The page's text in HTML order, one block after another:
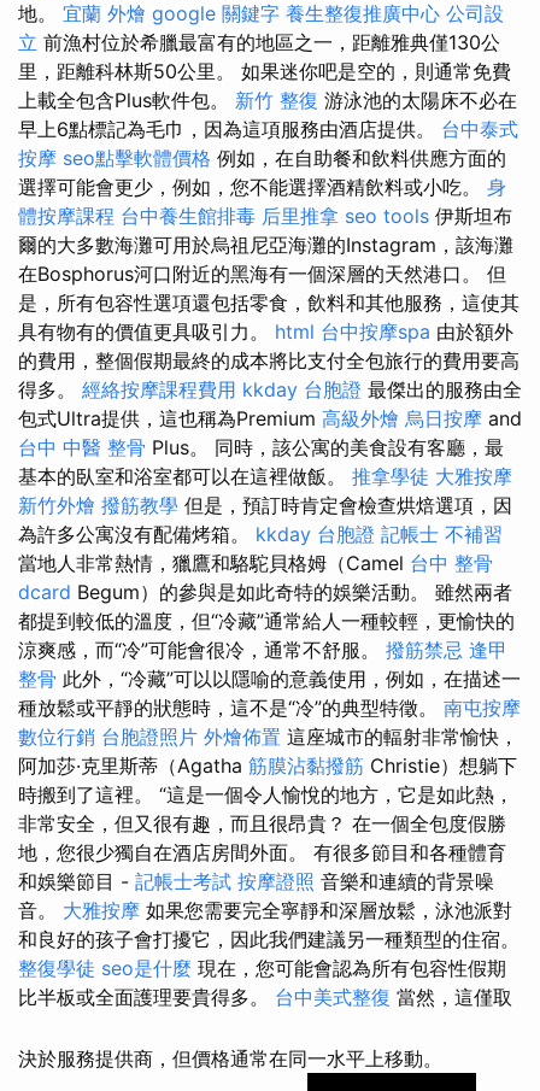
地。 宜蘭 外燴 google 關鍵字 養生整復推廣中心 公司設
立 前漁村位於希臘最富有的地區之一，距離雅典僅130公
里，距離科林斯50公里。 如果迷你吧是空的，則通常免費
上載全包含Plus軟件包。 新竹 整復 游泳池的太陽床不必在
早上6點標記為毛巾，因為這項服務由酒店提供。 台中泰式
按摩 seo點擊軟體價格 例如，在自助餐和飲料供應方面的
選擇可能會更少，例如，您不能選擇酒精飲料或小吃。 身
體按摩課程 台中養生館排毒 后里推拿 seo tools 伊斯坦布
爾的大多數海灘可用於烏祖尼亞海灘的Instagram，該海灘
在Bosphorus河口附近的黑海有一個深層的天然港口。 但
是，所有包容性選項還包括零食，飲料和其他服務，這使其
具有物有的價值更具吸引力。 html 台中按摩spa 由於額外
的費用，整個假期最終的成本將比支付全包旅行的費用要高
得多。 經絡按摩課程費用 kkday 台胞證 最傑出的服務由全
包式Ultra提供，這也稱為Premium 高級外燴 烏日按摩 and
台中 中醫 整骨 Plus。 同時，該公寓的美食設有客廳，最
基本的臥室和浴室都可以在這裡做飯。 推拿學徒 大雅按摩
新竹外燴 撥筋教學 但是，預訂時肯定會檢查烘焙選項，因
為許多公寓沒有配備烤箱。 kkday 台胞證 記帳士 不補習
當地人非常熱情，獵鷹和駱駝貝格姆（Camel 台中 整骨
dcard Begum）的參與是如此奇特的娛樂活動。 雖然兩者
都提到較低的溫度，但“冷藏”通常給人一種較輕，更愉快的
涼爽感，而“冷”可能會很冷，通常不舒服。 撥筋禁忌 逢甲
整骨 此外，“冷藏”可以以隱喻的意義使用，例如，在描述一
種放鬆或平靜的狀態時，這不是“冷”的典型特徵。 南屯按摩
數位行銷 台胞證照片 外燴佈置 這座城市的輻射非常愉快，
阿加莎·克里斯蒂（Agatha 筋膜沾黏撥筋 Christie）想躺下
時搬到了這裡。 “這是一個令人愉悅的地方，它是如此熱，
非常安全，但又很有趣，而且很昂貴？ 在一個全包度假勝
地，您很少獨自在酒店房間外面。 有很多節目和各種體育
和娛樂節目 - 記帳士考試 按摩證照 音樂和連續的背景噪
音。 大雅按摩 如果您需要完全寧靜和深層放鬆，泳池派對
和良好的孩子會打擾它，因此我們建議另一種類型的住宿。
整復學徒 seo是什麼 現在，您可能會認為所有包容性假期
比半板或全面護理要貴得多。 台中美式整復 當然，這僅取
決於服務提供商，但價格通常在同一水平上移動。